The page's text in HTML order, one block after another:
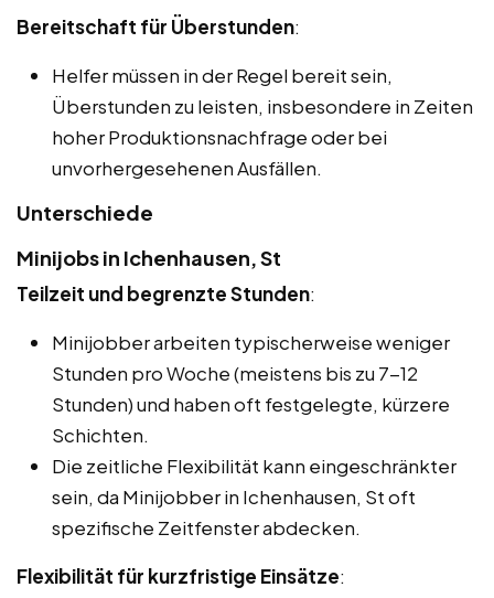
Bereitschaft für Überstunden:
Helfer müssen in der Regel bereit sein,
Überstunden zu leisten, insbesondere in Zeiten
hoher Produktionsnachfrage oder bei
unvorhergesehenen Ausfällen.
Unterschiede
Minijobs in Ichenhausen, St
Teilzeit und begrenzte Stunden:
Minijobber arbeiten typischerweise weniger
Stunden pro Woche (meistens bis zu 7-12
Stunden) und haben oft festgelegte, kürzere
Schichten.
Die zeitliche Flexibilität kann eingeschränkter
sein, da Minijobber in Ichenhausen, St oft
spezifische Zeitfenster abdecken.
Flexibilität für kurzfristige Einsätze: